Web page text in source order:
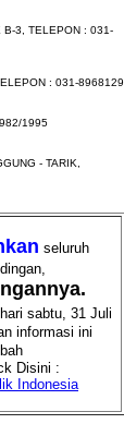
B-3, TELEPON : 031-
: 031-8968129
1995
- TARIK,
seluruh
sabtu, 31 Juli
informasi ini
Disini :
Indonesia